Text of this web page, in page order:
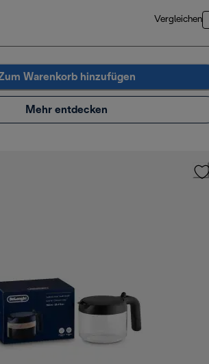
Vergleichen
Warenkorb hinzufügen
Mehr entdecken